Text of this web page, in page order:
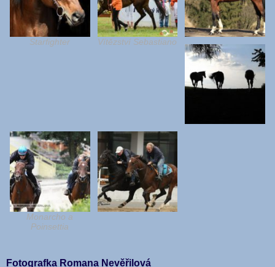
Starfighter Vítězství Sebastiano
Monarcho a
Poinsettia
Fotografka Romana Nevěřilová